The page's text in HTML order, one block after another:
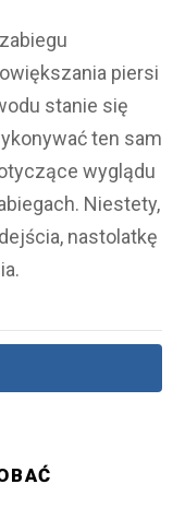
piersi
stanie się
ten sam
wyglądu
Niestety,
nastolatkę